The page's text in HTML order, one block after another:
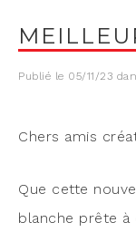
Publié le 05/11/23
Chers amis
Que cette
blanche prête